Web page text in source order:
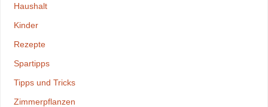
Haushalt
Kinder
Rezepte
Spartipps
Tipps und Tricks
Zimmerpflanzen